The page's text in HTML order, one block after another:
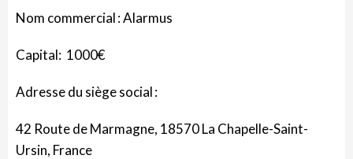
Nom commercial :Alarmus
Capital: 1000€
Adresse du siège social :
42 Route de Marmagne, 18570 La Chapelle-Saint-
Ursin, France